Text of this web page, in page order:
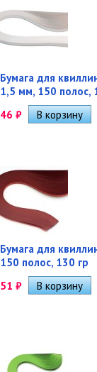
Бумага для
1,5 мм, 150 полос,
46 ₽
Бумага для
150 полос, 130 гр
51 ₽